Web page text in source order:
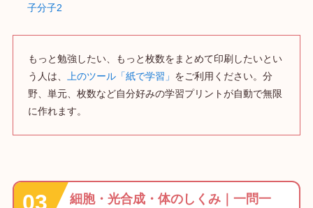
子分子2
もっと勉強したい、もっと枚数をまとめて印刷したいとい
う人は、 上のツール「紙で学習」 をご利用ください。分
野、単元、枚数など自分好みの学習プリントが自動で無限
に作れます。
細胞・光合成・体のしくみ｜一問一